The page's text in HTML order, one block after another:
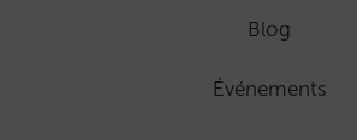
Blog
Événements